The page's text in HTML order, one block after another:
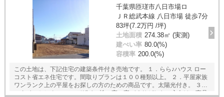
千葉県匝瑳市八日市場ロ
ＪＲ総武本線 八日市場 徒歩7分
83坪(7.2万円 /坪)
土地面積 274.38㎡ (実測)
建ぺい率 80.0(%)
容積率 200.0(%)
この土地は、下記住宅の建築条件付き売地です。 １．らら♪ハウス ロー
コスト省エネ住宅です。間取りプランは１００種類以上。 ２．平屋家族
ワンランク上の平屋をお探しの方のための商品です。太陽光付き。 ３．
スタイルセレクション デザイン性の高い家づくりがしたい方向けの商品